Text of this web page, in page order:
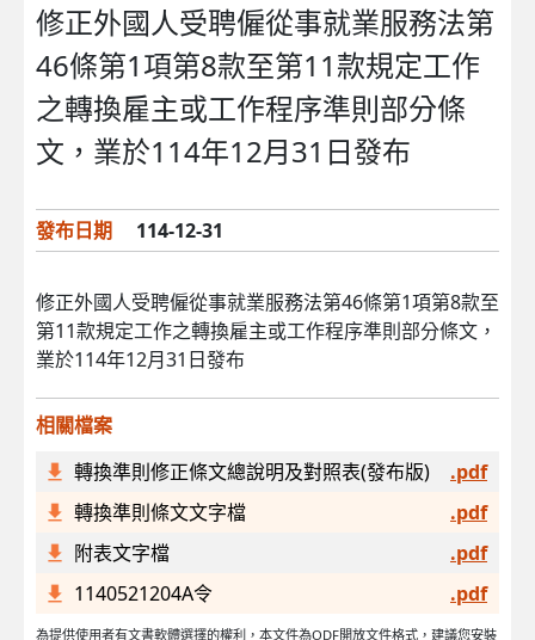
修正外國人受聘僱從事就業服務法第
46條第1項第8款至第11款規定工作
之轉換雇主或工作程序準則部分條
文，業於114年12月31日發布
發布日期 114-12-31
修正外國人受聘僱從事就業服務法第46條第1項第8款至
第11款規定工作之轉換雇主或工作程序準則部分條文，
業於114年12月31日發布
相關檔案
轉換準則修正條文總說明及對照表(發布版)
.pdf
轉換準則條文文字檔
.pdf
附表文字檔
.pdf
1140521204A令
.pdf
為提供使用者有文書軟體選擇的權利，本文件為ODF開放文件格式，建議您安裝